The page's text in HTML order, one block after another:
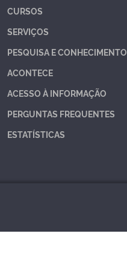
CURSOS
SERVIÇOS
PESQUISA E CONHECIMENTO
ACONTECE
ACESSO À INFORMAÇÃO
PERGUNTAS FREQUENTES
ESTATÍSTICAS